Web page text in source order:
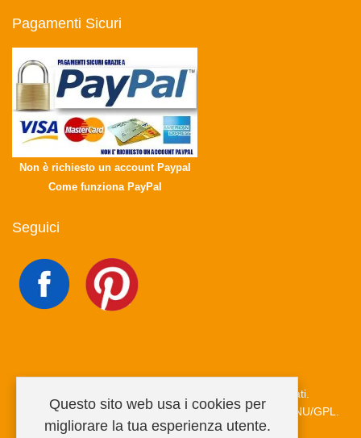
Pagamenti Sicuri
Non è richiesto un account Paypal
Come funziona PayPal
Seguici
Copyright © 2026 MiRegalo.it. Tutti i diritti riservati.
Joomla!è un software libero rilasciato sottolicenza GNU/GPL.
Questo sito web usa i cookies per
migliorare la tua esperienza utente.